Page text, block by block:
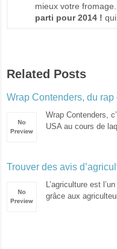
mieux votre
parti pour 2014 !
Related Posts
Wrap Contenders, du
Wrap Contenders,
USA au cours de
Trouver des avis
L’agriculture est
grâce aux